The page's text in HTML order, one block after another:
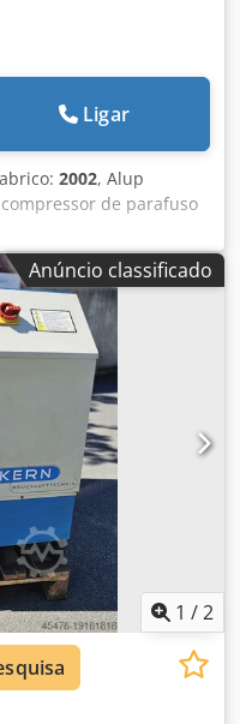
Ligar
2002, Alup
de parafuso
com tubulação e
injetado em estágio
acústico. Pressão
Quantidade de
Anúncio classificado
1 /2